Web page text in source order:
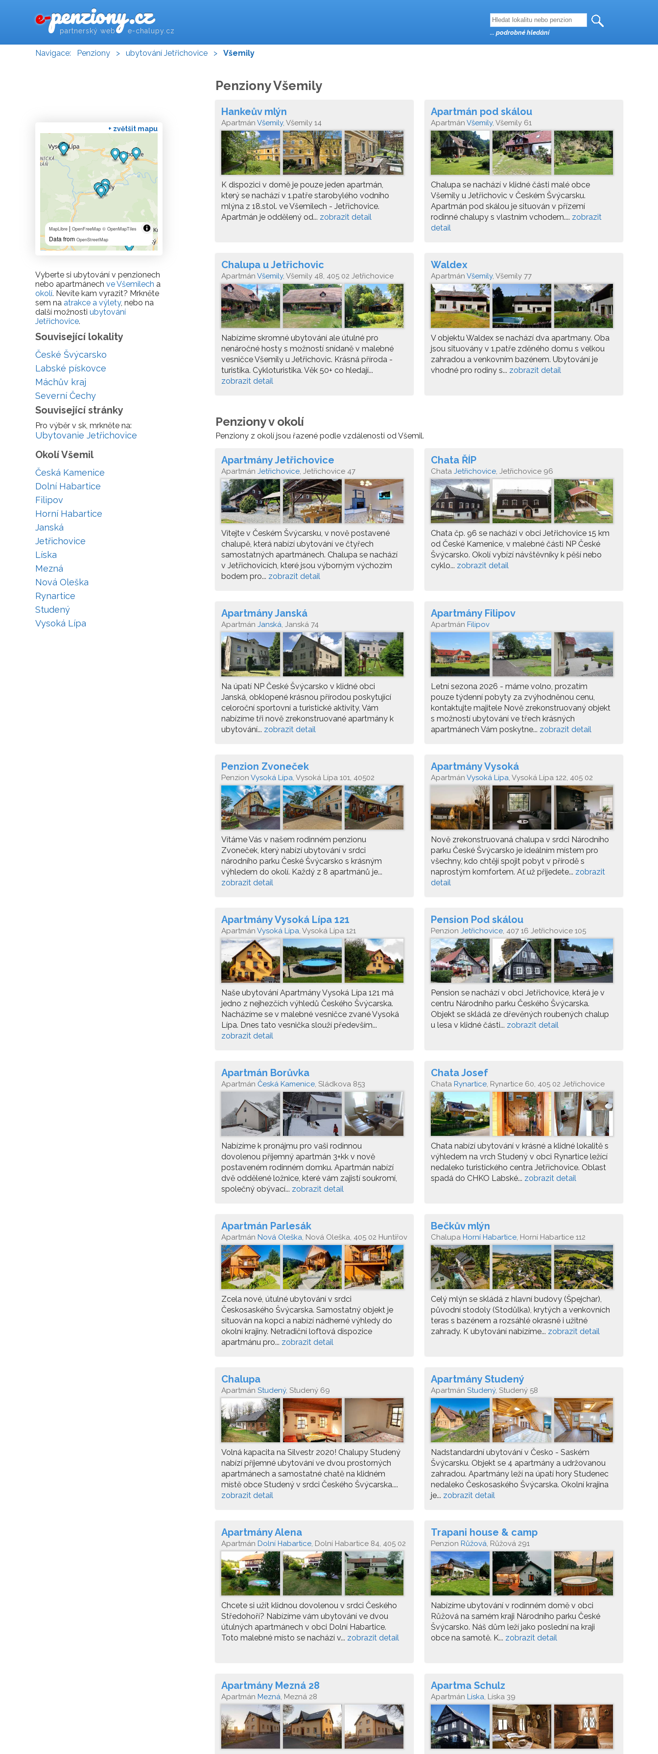
e-penziony.cz
partnerský web e-chalupy.cz
Navigace: Penziony > ubytování Jetřichovice > Všemily
Penziony Všemily
Hankeův mlýn
Apartmán Všemily, Všemily 14
K dispozici v domě je pouze jeden apartmán,
který se nachází v 1.patře starobylého vodního
mlýna z 18.stol. ve Všemilech - Jetřichovice.
Apartmán je oddělený od... zobrazit detail
Apartmán pod skálou
Apartmán Všemily, Všemily 61
Chalupa se nachází v klidné části malé obce
Všemily u Jetřichovic v Českém Švýcarsku.
Apartmán pod skálou je situován v přízemí
rodinné chalupy s vlastním vchodem.... zobrazit
detail
Chalupa u Jetřichovic
Apartmán Všemily, Všemily 48, 405 02 Jetřichovice
Nabízíme skromné ubytování ale útulné pro
nenáročné hosty s možností snídaně v malebné
vesničce Všemily u Jetřichovic. Krásná příroda -
turistika. Cykloturistika. Věk 50+ co hledají...
zobrazit detail
Waldex
Apartmán Všemily, Všemily 77
V objektu Waldex se nachází dva apartmany. Oba
jsou situovány v 1.patře zděného domu s velkou
zahradou a venkovním bazénem. Ubytování je
vhodné pro rodiny s... zobrazit detail
Penziony v okolí
Penziony z okolí jsou řazené podle vzdálenosti od Všemil.
Apartmány Jetřichovice
Apartmán Jetřichovice, Jetřichovice 47
Vítejte v Českém Švýcarsku, v nově postavené
chalupě, která nabízí ubytování ve čtyřech
samostatných apartmánech. Chalupa se nachází
v Jetřichovicích, které jsou výborným výchozím
bodem pro... zobrazit detail
Chata ŘÍP
Chata Jetřichovice, Jetřichovice 96
Chata čp. 96 se nachází v obci Jetřichovice 15 km
od České Kamenice, v malebné části NP České
Švýcarsko. Okolí vybízí návštěvníky k pěší nebo
cyklo... zobrazit detail
Apartmány Janská
Apartmán Janská, Janská 74
Na úpatí NP České Švýcarsko v klidné obci
Janská, obklopené krásnou přírodou poskytující
celoroční sportovní a turistické aktivity, Vám
nabízíme tři nově zrekonstruované apartmány k
ubytování... zobrazit detail
Apartmány Filipov
Apartmán Filipov
Letní sezona 2026 - máme volno, prozatím
pouze týdenní pobyty za zvýhodněnou cenu,
kontaktujte majitele Nově zrekonstruovaný objekt
s možností ubytování ve třech krásných
apartmánech Vám poskytne... zobrazit detail
Penzion Zvoneček
Penzion Vysoká Lípa, Vysoká Lípa 101, 40502
Jetřichovice
Vítáme Vás v našem rodinném penzionu
Zvoneček, který nabízí ubytování v srdci
národního parku České Švýcarsko s krásným
výhledem do okolí. Každý z 8 apartmánů je...
zobrazit detail
Apartmány Vysoká
Apartmán Vysoká Lípa, Vysoká Lípa 122, 405 02
Nově zrekonstruovaná chalupa v srdci Národního
parku České Švýcarsko je ideálním místem pro
všechny, kdo chtějí spojit pobyt v přírodě s
naprostým komfortem. Ať už přijedete... zobrazit
detail
Apartmány Vysoká Lípa 121
Apartmán Vysoká Lípa, Vysoká Lípa 121
Naše ubytování Apartmány Vysoká Lípa 121 má
jedno z nejhezčích výhledů Českého Švýcarska.
Nacházíme se v malebné vesničce zvané Vysoká
Lípa. Dnes tato vesnička slouží především...
zobrazit detail
Pension Pod skálou
Penzion Jetřichovice, 407 16 Jetřichovice 105
Pension se nachází v obci Jetřichovice, která je v
centru Národního parku Českého Švýcarska.
Objekt se skládá ze dřevěných roubených chalup
u lesa v klidné části... zobrazit detail
Apartmán Borůvka
Apartmán Česká Kamenice, Sládkova 853
Nabízíme k pronájmu pro vaši rodinnou
dovolenou příjemný apartmán 3+kk v nově
postaveném rodinném domku. Apartmán nabízí
dvě oddělené ložnice, které vám zajistí soukromí,
společný obývací... zobrazit detail
Chata Josef
Chata Rynartice, Rynartice 60, 405 02 Jetřichovice
Chata nabízí ubytování v krásné a klidné lokalitě s
výhledem na vrch Studený v obci Rynartice ležící
nedaleko turistického centra Jetřichovice. Oblast
spadá do CHKO Labské... zobrazit detail
Apartmán Parlesák
Apartmán Nová Oleška, Nová Oleška, 405 02 Huntířov
Zcela nové, útulné ubytování v srdci
Českosaského Švýcarska. Samostatný objekt je
situován na kopci a nabízí nádherné výhledy do
okolní krajiny. Netradiční loftová dispozice
apartmánu pro... zobrazit detail
Bečkův mlýn
Chalupa Horní Habartice, Horní Habartice 112
Celý mlýn se skládá z hlavní budovy (Špejchar),
původní stodoly (Stodůlka), krytých a venkovních
teras s bazénem a rozsáhlé okrasné i užitné
zahrady. K ubytování nabízíme... zobrazit detail
Chalupa
Apartmán Studený, Studený 69
Volná kapacita na Silvestr 2020! Chalupy Studený
nabízí příjemné ubytování ve dvou prostorných
apartmánech a samostatné chatě na klidném
místě obce Studený v srdci Českého Švýcarska....
zobrazit detail
Apartmány Studený
Apartmán Studený, Studený 58
Nadstandardní ubytování v Česko - Saském
Švýcarsku. Objekt se 4 apartmány a udržovanou
zahradou. Apartmány leží na úpatí hory Studenec
nedaleko Českosaského Švýcarska. Okolní krajina
je... zobrazit detail
Apartmány Alena
Apartmán Dolní Habartice, Dolní Habartice 84, 405 02
Chcete si užít klidnou dovolenou v srdci Českého
Středohoří? Nabízíme vám ubytování ve dvou
útulných apartmánech v obci Dolní Habartice.
Toto malebné místo se nachází v... zobrazit detail
Trapani house & camp
Penzion Růžová, Růžová 291
Nabízíme ubytování v rodinném domě v obci
Růžová na samém kraji Národního parku České
Švýcarsko. Náš dům leží jako poslední na kraji
obce na samotě. K... zobrazit detail
Apartmány Mezná 28
Apartmán Mezná, Mezná 28
Apartma Schulz
Apartmán Líska, Líska 39
+ zvětšit mapu
MapLibre | OpenFreeMap © OpenMapTiles
Data from OpenStreetMap
Vyberte si ubytování v penzionech
nebo apartmánech ve Všemilech a
okolí. Nevíte kam vyrazit? Mrkněte
sem na atrakce a výlety, nebo na
další možnosti ubytování
Jetřichovice.
Související lokality
České Švýcarsko
Labské pískovce
Máchův kraj
Severní Čechy
Související stránky
Pro výběr v sk, mrkněte na:
Ubytovanie Jetřichovice
Okolí Všemil
Česká Kamenice
Dolní Habartice
Filipov
Horní Habartice
Janská
Jetřichovice
Líska
Mezná
Nová Oleška
Rynartice
Studený
Vysoká Lípa
... podrobné hledání